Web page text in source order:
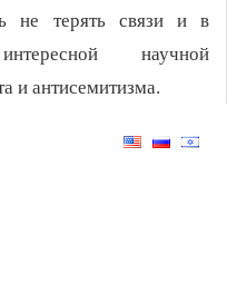
не терять связи и в
интересной научной
и антисемитизма.